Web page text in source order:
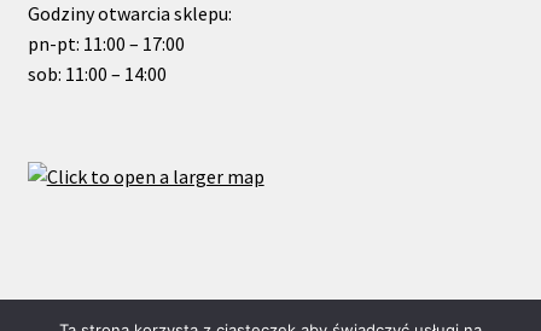
Godziny otwarcia sklepu:
pn-pt: 11:00 – 17:00
sob: 11:00 – 14:00